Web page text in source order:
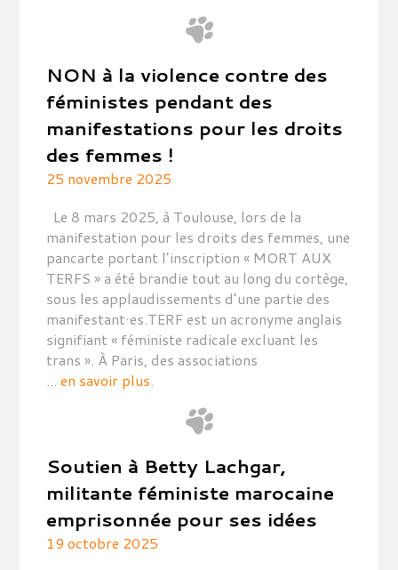
NON à la violence contre des
féministes pendant des
manifestations pour les droits
des femmes !
25 novembre 2025
Le 8 mars 2025, à Toulouse, lors de la
manifestation pour les droits des femmes, une
pancarte portant l’inscription « MORT AUX
TERFS » a été brandie tout au long du cortège,
sous les applaudissements d’une partie des
manifestant·es.TERF est un acronyme anglais
signifiant « féministe radicale excluant les
trans ». À Paris, des associations
...en savoir plus.
Soutien à Betty Lachgar,
militante féministe marocaine
emprisonnée pour ses idées
19 octobre 2025